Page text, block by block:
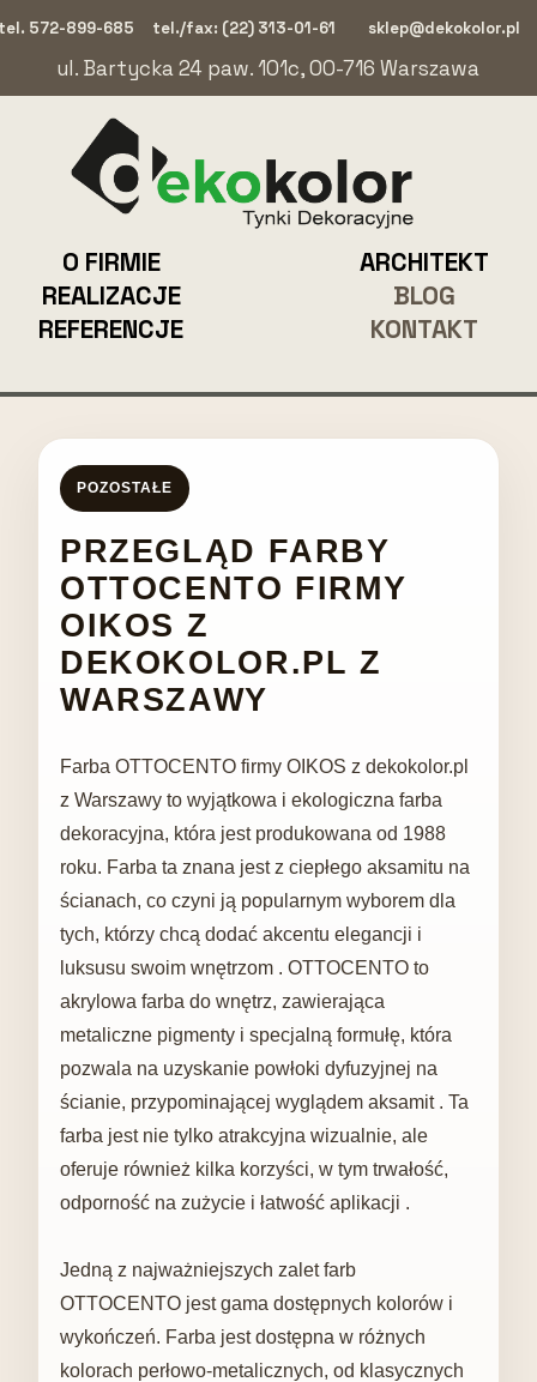
KONTAKT
BLOG
REALIZACJE
ARCHITEKT
REFERENCJE
O FIRMIE
ul. Bartycka 24 paw. 101c, 00-716 Warszawa
sklep@dekokolor.pl
tel./fax: (22) 313-01-61
572-899-685
POZOSTAŁE
PRZEGLĄD FARBY
OTTOCENTO FIRMY
OIKOS Z
DEKOKOLOR.PL Z
WARSZAWY
Farba OTTOCENTO firmy OIKOS z dekokolor.pl
z Warszawy to wyjątkowa i ekologiczna farba
dekoracyjna, która jest produkowana od 1988
roku. Farba ta znana jest z ciepłego aksamitu na
ścianach, co czyni ją popularnym wyborem dla
tych, którzy chcą dodać akcentu elegancji i
luksusu swoim wnętrzom . OTTOCENTO to
akrylowa farba do wnętrz, zawierająca
metaliczne pigmenty i specjalną formułę, która
pozwala na uzyskanie powłoki dyfuzyjnej na
ścianie, przypominającej wyglądem aksamit . Ta
farba jest nie tylko atrakcyjna wizualnie, ale
oferuje również kilka korzyści, w tym trwałość,
odporność na zużycie i łatwość aplikacji .
Jedną z najważniejszych zalet farb
OTTOCENTO jest gama dostępnych kolorów i
wykończeń. Farba jest dostępna w różnych
kolorach perłowo-metalicznych, od klasycznych